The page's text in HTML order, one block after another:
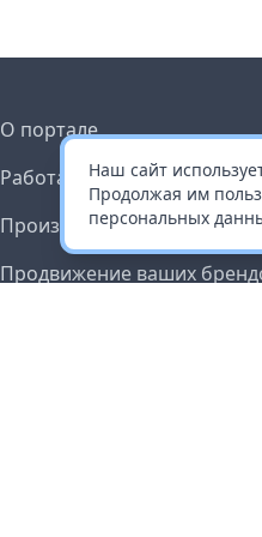
Наш сайт
Продолжая им
персональных
О портале
Работа с платформой
Производителям и
Продвижение ваших